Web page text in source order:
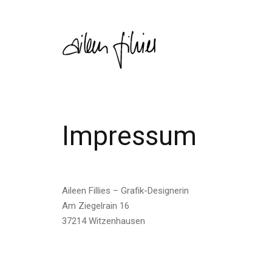
Impressum
Aileen Fillies – Grafik-Designerin
Am Ziegelrain 16
37214Witzenhausen